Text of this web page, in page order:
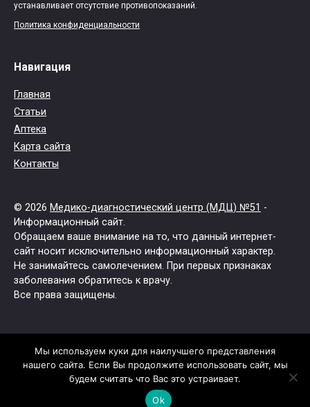
устанавливает отсутствие противопоказаний.
Политика конфиденциальности
Навигация
Главная
Статьи
Аптека
Карта сайта
Контакты
© 2026 Медико-диагностический центр (МДЦ) №51 -
Информационный сайт.
Обращаем ваше внимание на то, что данный интернет-
сайт носит исключительно информационный характер.
Не занимайтесь самолечением. При первых признаках
заболевания обратитесь к врачу.
Все права защищены.
Мы используем куки для наилучшего представления
нашего сайта. Если Вы продолжите использовать сайт, мы
будем считать что Вас это устраивает.
Ok